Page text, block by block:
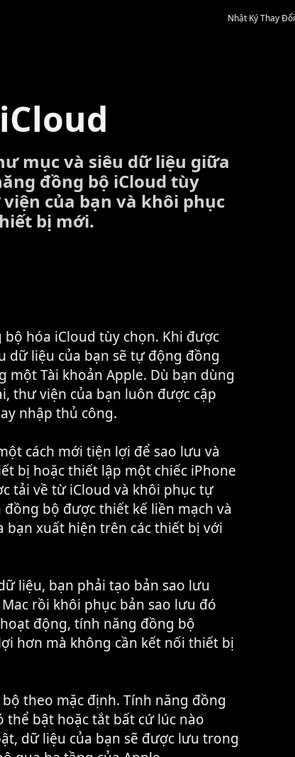
Nhật Ký Thay Đổi
mục và siêu dữ liệu giữa
đồng bộ iCloud tùy
của bạn và khôi phục
bị mới.
hóa iCloud tùy chọn. Khi được
dữ liệu của bạn sẽ tự động đồng
một Tài khoản Apple. Dù bạn dùng
thư viện của bạn luôn được cập
nhập thủ công.
cách mới tiện lợi để sao lưu và
bị hoặc thiết lập một chiếc iPhone
tải về từ iCloud và khôi phục tự
bộ được thiết kế liền mạch và
bạn xuất hiện trên các thiết bị với
liệu, bạn phải tạo bản sao lưu
rồi khôi phục bản sao lưu đó
động, tính năng đồng bộ
hơn mà không cần kết nối thiết bị
theo mặc định. Tính năng đồng
thể bật hoặc tắt bất cứ lúc nào
dữ liệu của bạn sẽ được lưu trong